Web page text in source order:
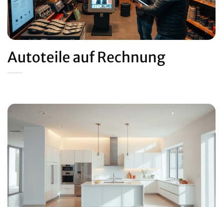
Autoteile auf Rechnung